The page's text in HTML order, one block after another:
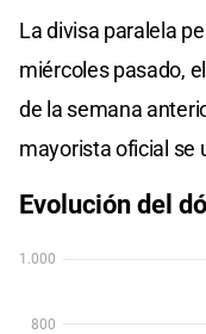
La divisa paralela
miércoles pasado,
de la semana
mayorista oficial se